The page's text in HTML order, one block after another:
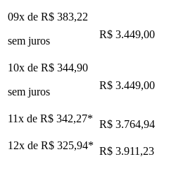
09x de R$ 383,22
sem juros
R$ 3.449,00
10x de R$ 344,90
sem juros
R$ 3.449,00
11x de R$ 342,27* R$ 3.764,94
12x de R$ 325,94* R$ 3.911,23